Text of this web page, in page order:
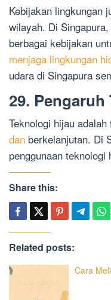
Kebijakan lingkungan
wilayah. Di
berbagai kebijakan
menjaga lingkungan
udara di Singapura
29.
Teknologi hijau
dan berkelanjutan. Di
penggunaan
Share this:
Related posts:
Cara